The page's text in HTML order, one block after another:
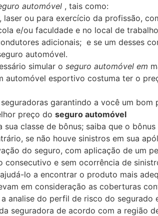
automóvel , tais como:
ou para exercício da profissão,
e/ou faculdade e no local de
adicionais; e se um desses
automóvel.
simular o seguro automóvel em
automóvel esportivo costuma ter o
garantindo a você um
preço do seguro automóvel
classe de bônus; saiba que o
se não houve sinistros em sua
do seguro, com aplicação de um
consecutivo e sem ocorrência de
lo a encontrar o produto mais
em consideração as coberturas
analise do perfil de risco do
seguradora de acordo com a região